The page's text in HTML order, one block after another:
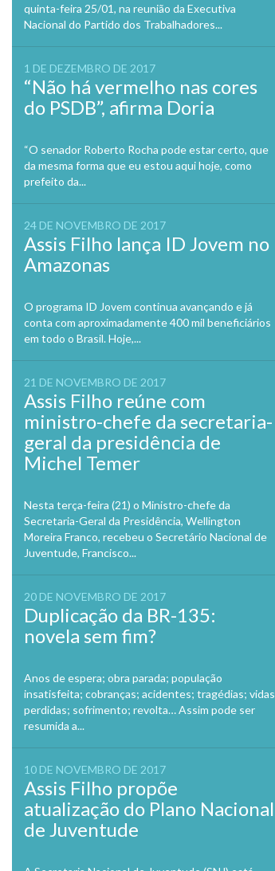
quinta-feira 25/01, na reunião da Executiva
Nacional do Partido dos Trabalhadores...
1 DE DEZEMBRO DE 2017
“Não há vermelho nas cores
do PSDB”, afirma Doria
“O senador Roberto Rocha pode estar certo, que
da mesma forma que eu estou aqui hoje, como
prefeito da...
24 DE NOVEMBRO DE 2017
Assis Filho lança ID Jovem no
Amazonas
O programa ID Jovem continua avançando e já
conta com aproximadamente 400 mil beneficiários
em todo o Brasil. Hoje,...
21 DE NOVEMBRO DE 2017
Assis Filho reúne com
ministro-chefe da secretaria-
geral da presidência de
Michel Temer
Nesta terça-feira (21) o Ministro-chefe da
Secretaria-Geral da Presidência, Wellington
Moreira Franco, recebeu o Secretário Nacional de
Juventude, Francisco...
20 DE NOVEMBRO DE 2017
Duplicação da BR-135:
novela sem fim?
Anos de espera; obra parada; população
insatisfeita; cobranças; acidentes; tragédias; vidas
perdidas; sofrimento; revolta… Assim pode ser
resumida a...
10 DE NOVEMBRO DE 2017
Assis Filho propõe
atualização do Plano Nacional
de Juventude